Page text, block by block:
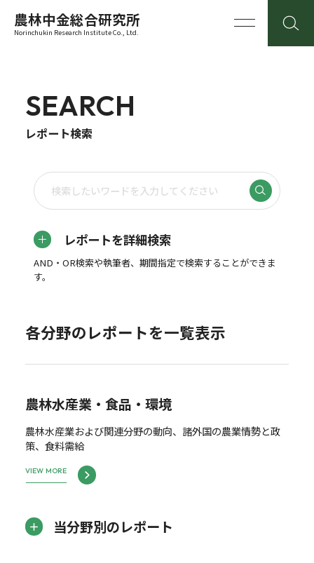
農林中金総合研究所
Norinchukin Research Institute Co., Ltd.
SEARCH
レポート検索
レポートを詳細検索
AND・OR検索や執筆者、期間指定で検索することができま
す。
各分野のレポートを一覧表示
農林水産業・食品・環境
農林水産業および関連分野の動向、諸外国の農業情勢と政
策、食料需給
VIEW MORE
当分野別のレポート